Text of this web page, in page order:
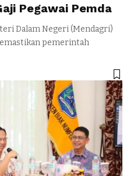
Pegawai Pemda
Dalam Negeri (Mendagri)
pemerintah